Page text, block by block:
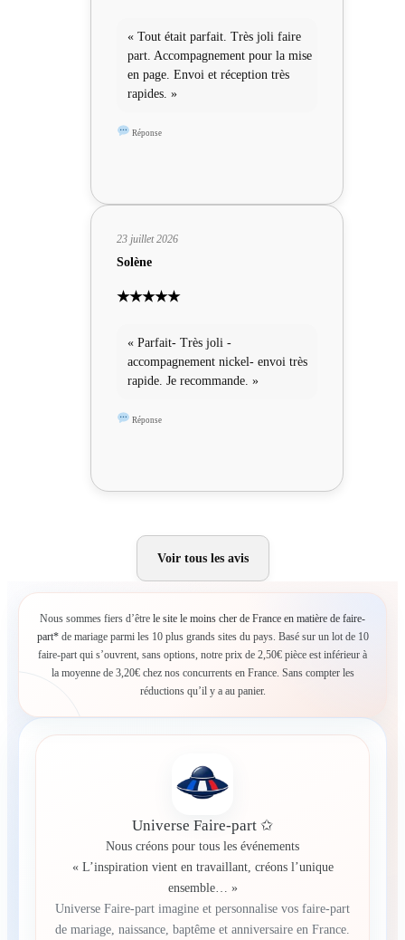
« Tout était parfait. Très joli faire
part. Accompagnement pour la mise
en page. Envoi et réception très
rapides. »
Réponse
23 juillet 2026
Solène
★★★★★
« Parfait- Très joli -
accompagnement nickel- envoi très
rapide. Je recommande. »
Réponse
Voir tous les avis
Nous sommes fiers d’être le site le moins cher de France en matière de faire-
part*de mariage parmi les 10 plus grands sites du pays. Basé sur un lot de 10
faire-part qui s’ouvrent, sans options, notre prix de 2,50€ pièce est inférieur à
la moyenne de 3,20€ chez nos concurrents en France. Sans compter les
réductions qu’il y a au panier.
Universe Faire-part ✩
Nous créons pour tous les événements
« L’inspiration vient en travaillant, créons l’unique
ensemble… »
Universe Faire-part imagine et personnalise vos faire-part
de mariage, naissance, baptême et anniversaire en France.